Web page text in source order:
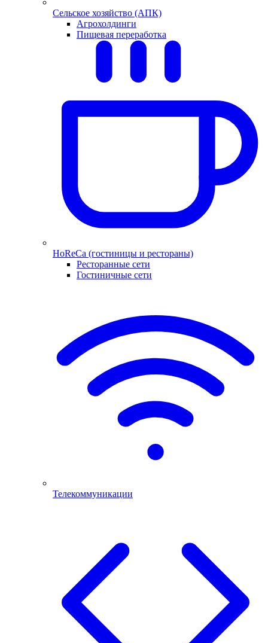
Сельское хозяйство (АПК)
Агрохолдинги
Пищевая переработка
HoReCa (гостиницы и рестораны)
Ресторанные сети
Гостиничные сети
Телекоммуникации